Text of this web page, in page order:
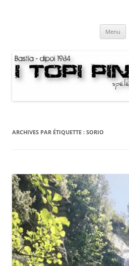
Menu
ARCHIVES PAR ÉTIQUETTE : SORIO